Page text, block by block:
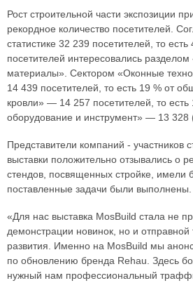
Рост строительной части экспозиции
рекордное количество посетителей.
статистике 32 239 посетителей, то
посетителей интересовались
материалы». Сектором «Оконные
14 439 посетителей, то есть 19 % от
кровли» — 14 257 посетителей, то есть
оборудование и инструмент» — 13 328
Представители компаний - участников
выставки положительно отзывались о
стендов, посвященных стройке, имели
поставленные задачи были выполнены.
«Для нас выставка MosBuild стала не
демонстрации новинок, но и отправной
развития. Именно на MosBuild мы
по обновлению бренда Rehau. Здесь
нужный нам профессиональный